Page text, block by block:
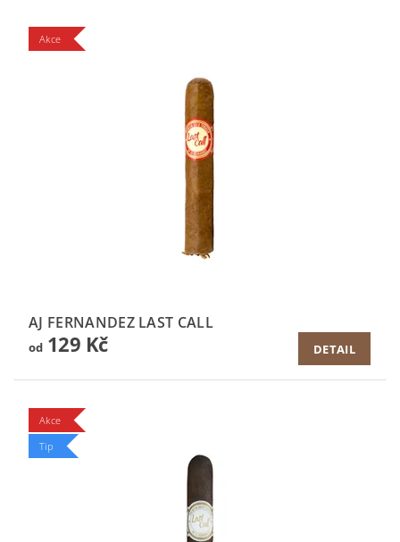
Akce
AJ FERNANDEZ LAST CALL
od129 Kč DETAIL
Akce
Tip